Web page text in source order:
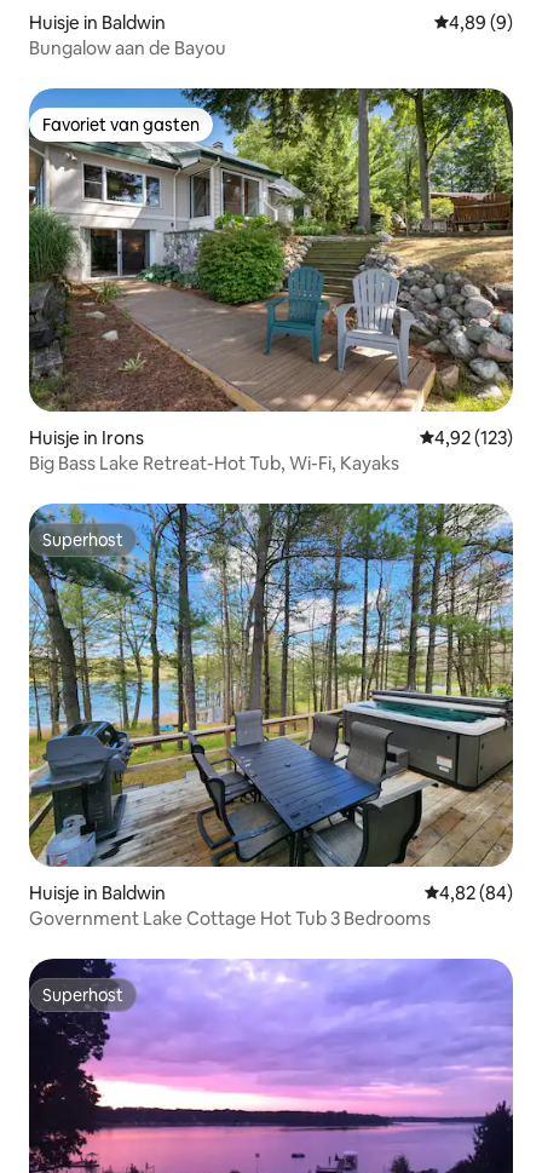
Huisje in Baldwin Gemiddelde
4,89 (9)
Bungalow aan de Bayou
Favoriet van gasten
Favoriet van gasten
Huisje in Irons Gemiddelde
4,92 (123)
Big Bass Lake Retreat-Hot Tub, Wi-Fi, Kayaks
Superhost
Superhost
Huisje in Baldwin Gemiddelde
4,82 (84)
Government Lake Cottage Hot Tub 3 Bedrooms
Superhost
Superhost